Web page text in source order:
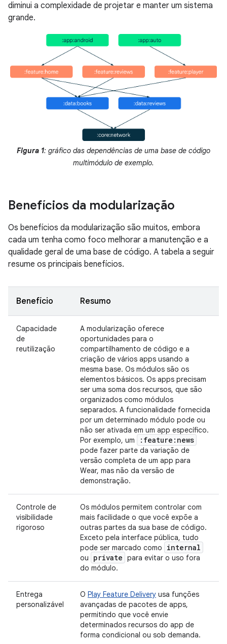
diminui a complexidade de projetar e manter um sistema
grande.
Figura 1: gráfico das dependências de uma base de código
multimódulo de exemplo.
Benefícios da modularização
Os benefícios da modularização são muitos, embora
cada um tenha como foco melhorar a manutenção e a
qualidade geral de uma base de código. A tabela a seguir
resume os principais benefícios.
Benefício Resumo
Capacidade
de
reutilização
A modularização oferece
oportunidades para o
compartilhamento de código e a
criação de vários apps usando a
mesma base. Os módulos são os
elementos básicos. Os apps precisam
ser uma soma dos recursos, que são
organizados como módulos
separados. A funcionalidade fornecida
por um determinado módulo pode ou
não ser ativada em um app específico.
Por exemplo, um
:feature:news
pode fazer parte da variação de
versão completa de um app para
Wear, mas não da versão de
demonstração.
Controle de
visibilidade
rigoroso
Os módulos permitem controlar com
mais facilidade o que você expõe a
outras partes da sua base de código.
Exceto pela interface pública, tudo
pode ser marcado como
internal
ou private para evitar o uso fora
do módulo.
Entrega
personalizável
O Play Feature Delivery usa funções
avançadas de pacotes de apps,
permitindo que você envie
determinados recursos do app de
forma condicional ou sob demanda.